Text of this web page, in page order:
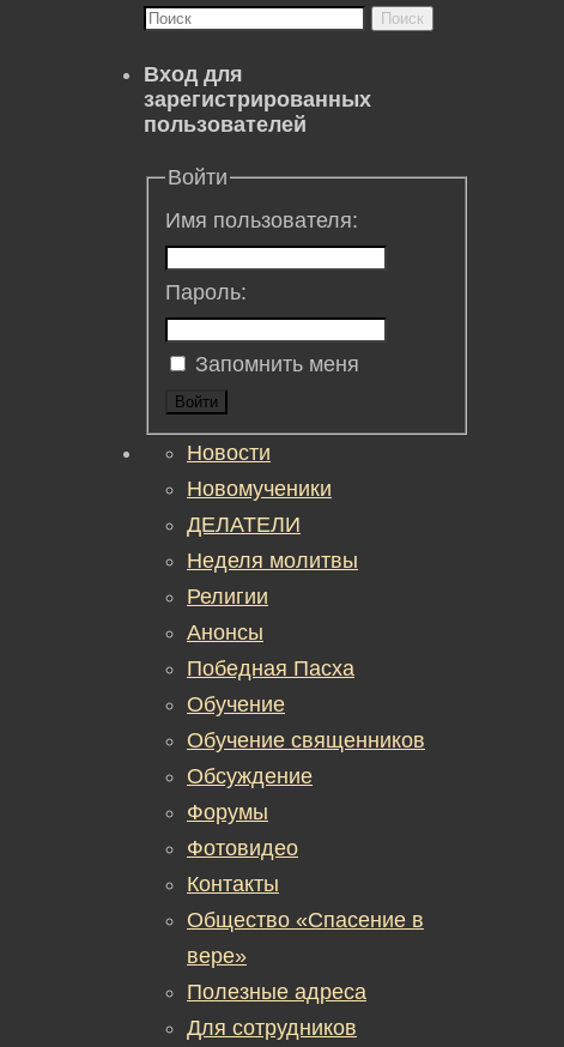
Поиск
Вход для
зарегистрированных
пользователей
Войти
Имя пользователя:
Пароль:
Запомнить меня
Войти
Новости
Новомученики
ДЕЛАТЕЛИ
Неделя молитвы
Религии
Анонсы
Победная Пасха
Обучение
Обучение священников
Обсуждение
Форумы
Фотовидео
Контакты
Общество «Спасение в
вере»
Полезные адреса
Для сотрудников